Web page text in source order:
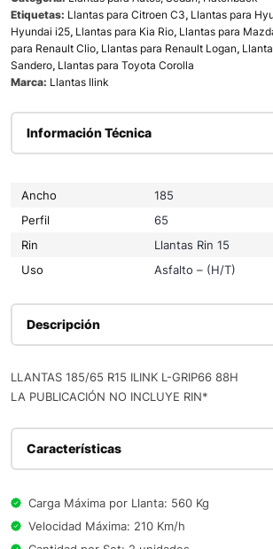
Etiquetas: Llantas para Citroen C3, Llantas para
Hyundai i25, Llantas para Kia Rio, Llantas para
para Renault Clio, Llantas para Renault Logan,
Sandero, Llantas para Toyota Corolla
Marca: Llantas Ilink
Información Técnica
Ancho
185
Perfil
65
Rin
Llantas Rin 15
Uso
Asfalto – (H/T)
Descripción
LLANTAS 185/65 R15 ILINK L-GRIP66 88H
LA PUBLICACIÓN NO INCLUYE RIN*
Características
Carga Máxima por Llanta: 560 Kg
Velocidad Máxima: 210 Km/h